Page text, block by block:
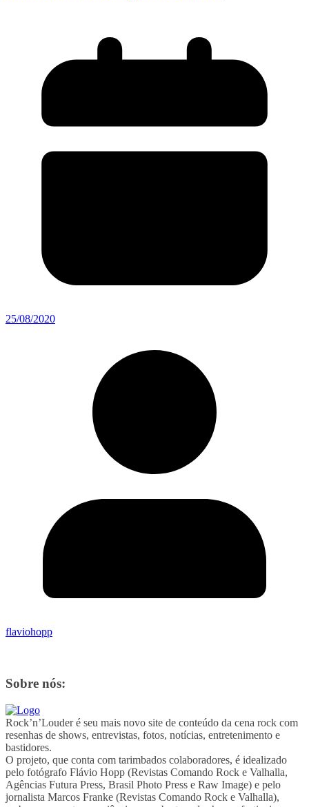
25/08/2020
flaviohopp
Sobre nós:
Rock’n’Louder é seu mais novo site de conteúdo da cena rock com
resenhas de shows, entrevistas, fotos, notícias, entretenimento e
bastidores.
O projeto, que conta com tarimbados colaboradores, é idealizado
pelo fotógrafo Flávio Hopp (Revistas Comando Rock e Valhalla,
Agências Futura Press, Brasil Photo Press e Raw Image) e pelo
jornalista Marcos Franke (Revistas Comando Rock e Valhalla),